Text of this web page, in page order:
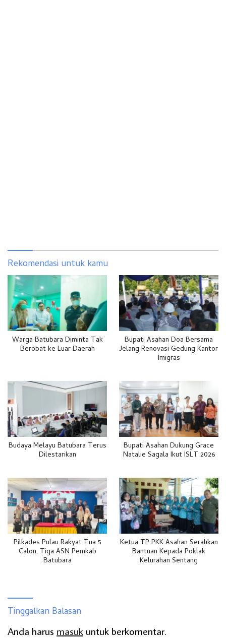
Rekomendasi untuk kamu
Warga Batubara Diminta Tak
Berobat ke Luar Daerah
Bupati Asahan Doa Bersama
Jelang Renovasi Gedung Kantor
Imigras
Budaya Melayu Batubara Terus
Dilestarikan
Bupati Asahan Dukung Grace
Natalie Sagala Ikut ISLT 2026
Pilkades Pulau Rakyat Tua 5
Calon, Tiga ASN Pemkab
Batubara
Ketua TP PKK Asahan Serahkan
Bantuan Kepada Poklak
Kelurahan Sentang
Tinggalkan Balasan
Anda harus masuk untuk berkomentar.